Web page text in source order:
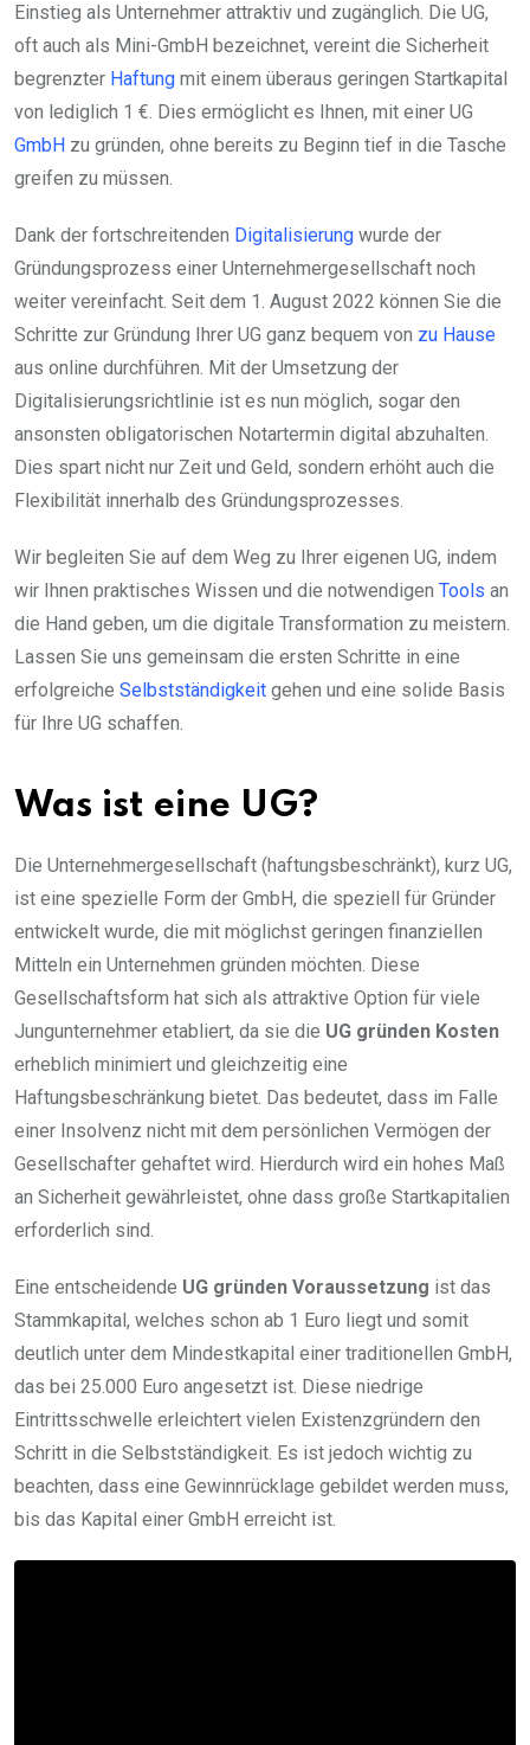
Einstieg als Unternehmer attraktiv und zugänglich. Die UG,
oft auch als Mini-GmbH bezeichnet, vereint die Sicherheit
begrenzter Haftung mit einem überaus geringen Startkapital
von lediglich 1 €. Dies ermöglicht es Ihnen, mit einer UG
GmbH zu gründen, ohne bereits zu Beginn tief in die Tasche
greifen zu müssen.
Dank der fortschreitenden Digitalisierung wurde der
Gründungsprozess einer Unternehmergesellschaft noch
weiter vereinfacht. Seit dem 1. August 2022 können Sie die
Schritte zur Gründung Ihrer UG ganz bequem von zu Hause
aus online durchführen. Mit der Umsetzung der
Digitalisierungsrichtlinie ist es nun möglich, sogar den
ansonsten obligatorischen Notartermin digital abzuhalten.
Dies spart nicht nur Zeit und Geld, sondern erhöht auch die
Flexibilität innerhalb des Gründungsprozesses.
Wir begleiten Sie auf dem Weg zu Ihrer eigenen UG, indem
wir Ihnen praktisches Wissen und die notwendigen Tools an
die Hand geben, um die digitale Transformation zu meistern.
Lassen Sie uns gemeinsam die ersten Schritte in eine
erfolgreiche Selbstständigkeit gehen und eine solide Basis
für Ihre UG schaffen.
Was ist eine UG?
Die Unternehmergesellschaft (haftungsbeschränkt), kurz UG,
ist eine spezielle Form der GmbH, die speziell für Gründer
entwickelt wurde, die mit möglichst geringen finanziellen
Mitteln ein Unternehmen gründen möchten. Diese
Gesellschaftsform hat sich als attraktive Option für viele
Jungunternehmer etabliert, da sie die UG gründen Kosten
erheblich minimiert und gleichzeitig eine
Haftungsbeschränkung bietet. Das bedeutet, dass im Falle
einer Insolvenz nicht mit dem persönlichen Vermögen der
Gesellschafter gehaftet wird. Hierdurch wird ein hohes Maß
an Sicherheit gewährleistet, ohne dass große Startkapitalien
erforderlich sind.
Eine entscheidende UG gründen Voraussetzung ist das
Stammkapital, welches schon ab 1 Euro liegt und somit
deutlich unter dem Mindestkapital einer traditionellen GmbH,
das bei 25.000 Euro angesetzt ist. Diese niedrige
Eintrittsschwelle erleichtert vielen Existenzgründern den
Schritt in die Selbstständigkeit. Es ist jedoch wichtig zu
beachten, dass eine Gewinnrücklage gebildet werden muss,
bis das Kapital einer GmbH erreicht ist.